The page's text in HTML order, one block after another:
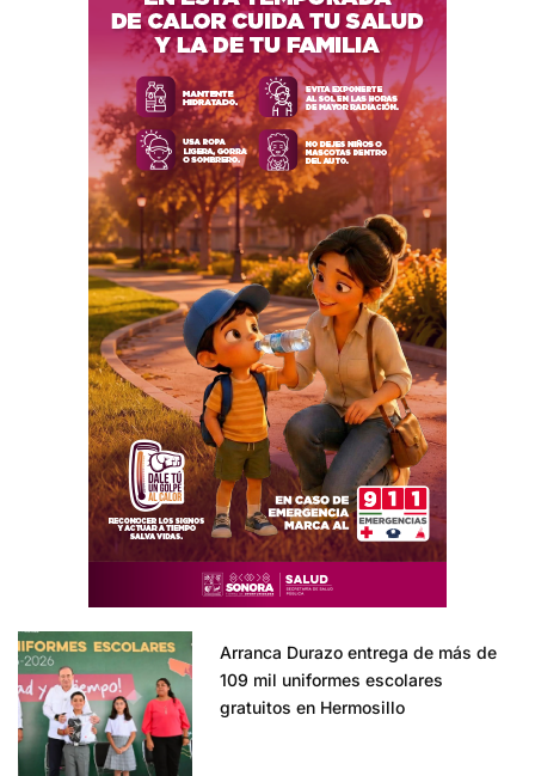
Arranca Durazo entrega de más de
109 mil uniformes escolares
gratuitos en Hermosillo